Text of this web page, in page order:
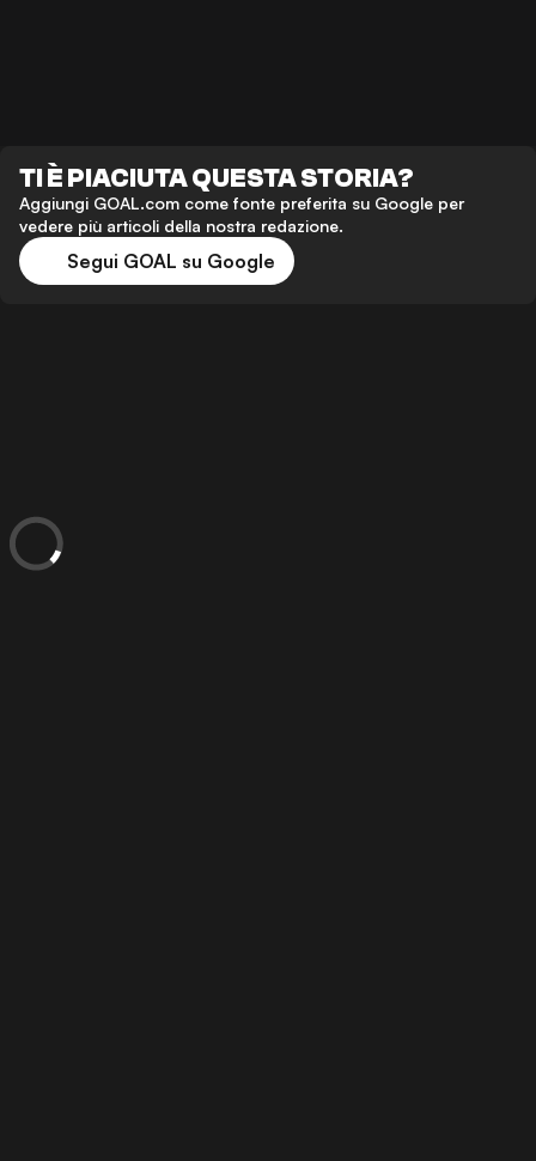
TI È PIACIUTA QUESTA STORIA?
Aggiungi GOAL.com come fonte preferita su Google per
vedere più articoli della nostra redazione.
Segui GOAL su Google